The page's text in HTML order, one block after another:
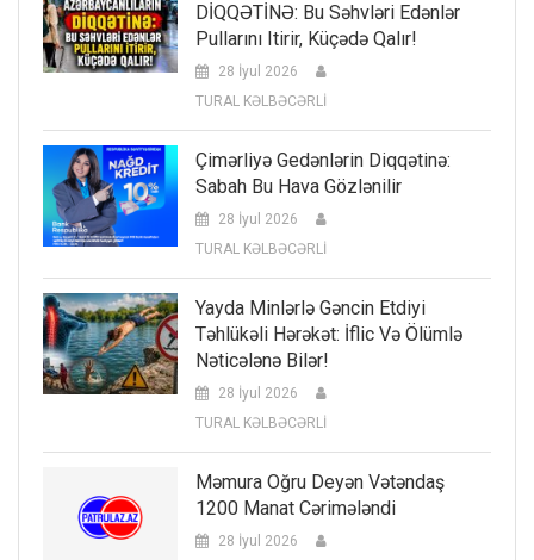
DİQQƏTİNƏ: Bu Səhvləri Edənlər
Pullarını Itirir, Küçədə Qalır!
28 İyul 2026
TURAL KƏLBƏCƏRLİ
Çimərliyə Gedənlərin Diqqətinə:
Sabah Bu Hava Gözlənilir
28 İyul 2026
TURAL KƏLBƏCƏRLİ
Yayda Minlərlə Gəncin Etdiyi
Təhlükəli Hərəkət: İflic Və Ölümlə
Nəticələnə Bilər!
28 İyul 2026
TURAL KƏLBƏCƏRLİ
Məmura Oğru Deyən Vətəndaş
1200 Manat Cərimələndi
28 İyul 2026